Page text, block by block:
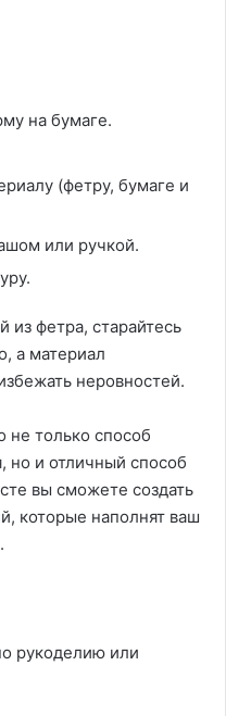
на бумаге.
(фетру, бумаге и
или ручкой.
фетра, старайтесь
а материал
неровностей.
не только способ
но и отличный способ
вы сможете создать
которые наполнят ваш
рукоделию или